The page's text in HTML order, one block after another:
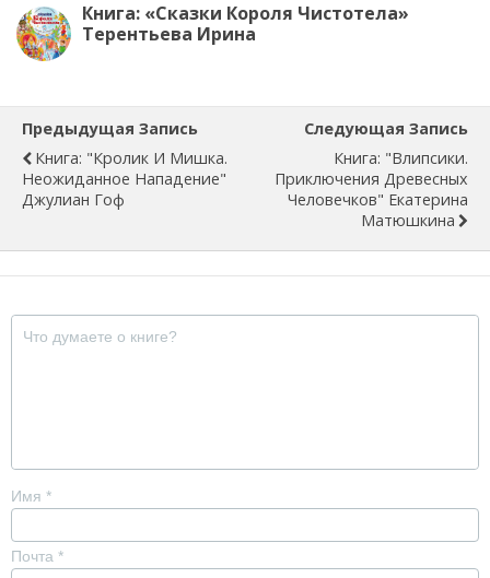
Книга: «Сказки Короля Чистотела»
Терентьева Ирина
Предыдущая Запись
Книга: "Кролик И Мишка.
Неожиданное Нападение"
Джулиан Гоф
Следующая Запись
Книга: "Влипсики.
Приключения Древесных
Человечков" Екатерина
Матюшкина
Имя *
Почта *